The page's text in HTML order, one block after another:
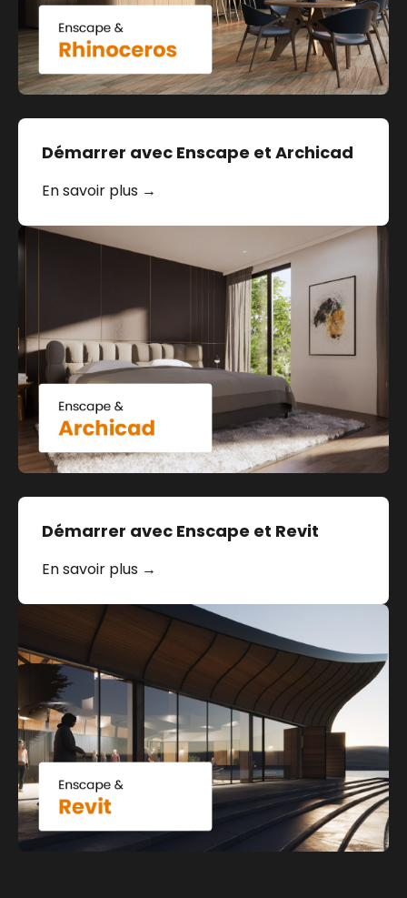
Démarrer avec Enscape et Archicad
En savoir plus →
Démarrer avec Enscape et Revit
En savoir plus →